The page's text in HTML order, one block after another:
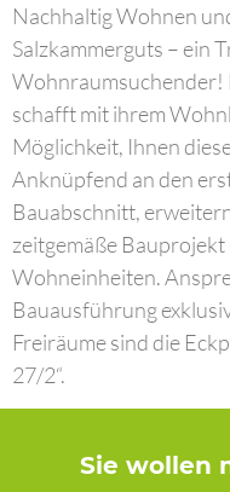
Nachhaltig Wohnen
Salzkammerguts – ein
Wohnraumsuchender!
schafft mit ihrem
Möglichkeit, Ihnen
Anknüpfend an den
Bauabschnitt,
zeitgemäße
Wohneinheiten.
Bauausführung
Freiräume sind die
27/2“.
Sie wollen